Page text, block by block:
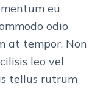
eu
odio
at tempor. Non
leo vel
tellus rutrum